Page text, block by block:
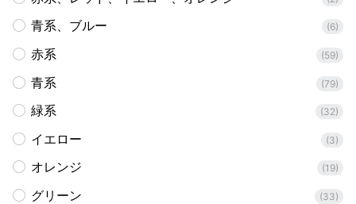
青系、ブルー (6)
赤系 (59)
青系 (79)
緑系 (32)
イエロー (3)
オレンジ (19)
グリーン (33)